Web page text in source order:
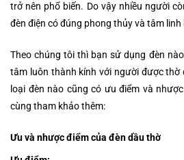
trở nên phổ biến. Do vậy nhiều người
đèn điện có đúng phong thủy và tâm linh
Theo chúng tôi thì bạn sử dụng đèn
tâm luôn thành kính với người được thờ
loại đèn nào cũng có ưu điểm và
cùng tham khảo thêm:
Ưu và nhược điểm của đèn dầu thờ